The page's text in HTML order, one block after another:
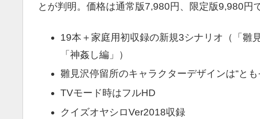
とが判明。価格は通常版7,980円、限定版9,980円
19本＋家庭用初収録の新規3シナリオ（「雛
「神姦し編」）
雛見沢停留所のキャラクターデザインは“とも
TVモード時はフルHD
クイズオヤシロVer2018収録